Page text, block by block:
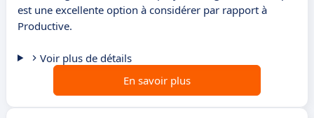
est une excellente option à considérer par rapport à
Productive.
Voir plus de détails
En savoir plus